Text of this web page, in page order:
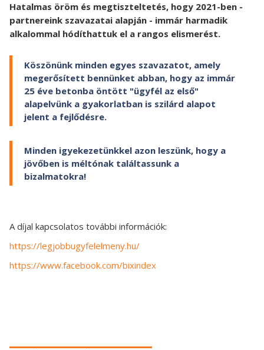
Hatalmas öröm és megtiszteltetés, hogy 2021-ben -
partnereink szavazatai alapján - immár harmadik
alkalommal hódíthattuk el a rangos elismerést.
Köszönünk minden egyes szavazatot, amely
megerősített bennünket abban, hogy az immár
25 éve betonba öntött "ügyfél az első"
alapelvünk a gyakorlatban is szilárd alapot
jelent a fejlődésre.
Minden igyekezetünkkel azon leszünk, hogy a
jövőben is méltónak találtassunk a
bizalmatokra!
A díjal kapcsolatos további információk:
https://legjobbugyfelelmeny.hu/
https://www.facebook.com/bixindex